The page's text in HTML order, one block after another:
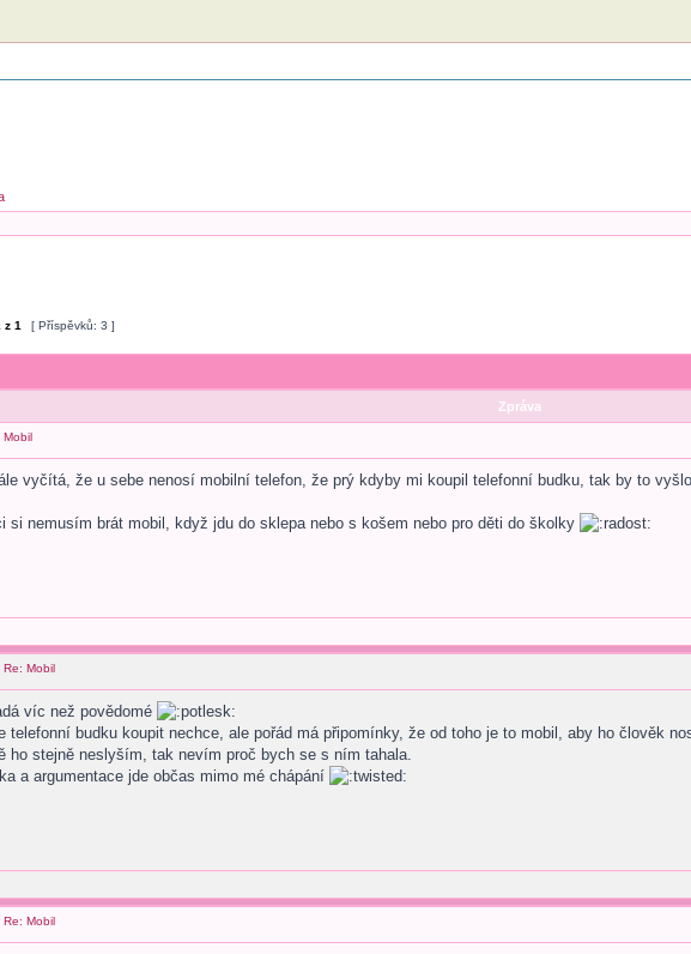
z 1 [ Příspěvků: 3 ]
Zpráva
Mobil
vyčítá, že u sebe nenosí mobilní telefon, že prý kdyby mi koupil telefonní budku, tak by to
si nemusím brát mobil, když jdu do sklepa nebo s košem nebo pro děti do školky
Re: Mobil
víc než povědomé
telefonní budku koupit nechce, ale pořád má připomínky, že od toho je to mobil, aby ho člověk
ho stejně neslyším, tak nevím proč bych se s ním tahala.
a argumentace jde občas mimo mé chápání
Re: Mobil